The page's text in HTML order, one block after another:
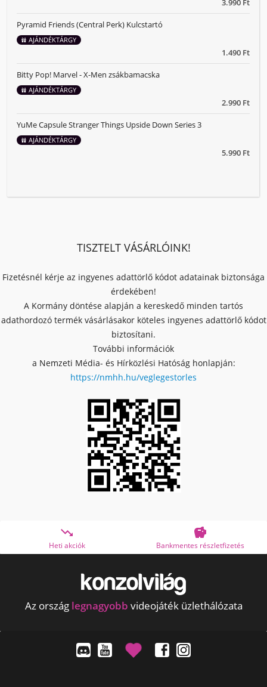
3.990 Ft
1.490 Ft
Pyramid Friends (Central Perk) Kulcstartó
AJÁNDÉKTÁRGY
2.990 Ft
Bitty Pop! Marvel - X-Men zsákbamacska
AJÁNDÉKTÁRGY
5.990 Ft
YuMe Capsule Stranger Things Upside Down Series 3
AJÁNDÉKTÁRGY
TISZTELT VÁSÁRLÓINK!
Fizetésnél kérje az ingyenes adattörlő kódot adatainak biztonsága
érdekében!
A Kormány döntése alapján a kereskedő minden tartós
adathordozó termék vásárlásakor köteles ingyenes adattörlő kódot
biztosítani.
További információk
a Nemzeti Média- és Hírközlési Hatóság honlapján:
https://nmhh.hu/veglegestorles
Heti akciók Bankmentes részletfizetés
Az ország legnagyobb videojáték üzlethálózata